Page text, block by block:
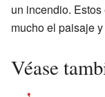
un incendio.
mucho el paisaje
Véase